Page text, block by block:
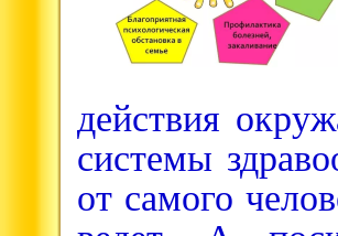
действия
системы
от самого